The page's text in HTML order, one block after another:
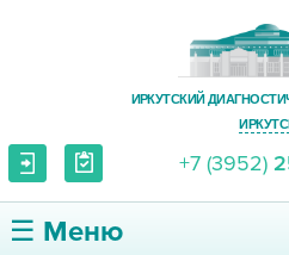
ИРКУТСКИЙ
+7 (3952)
☰ Меню